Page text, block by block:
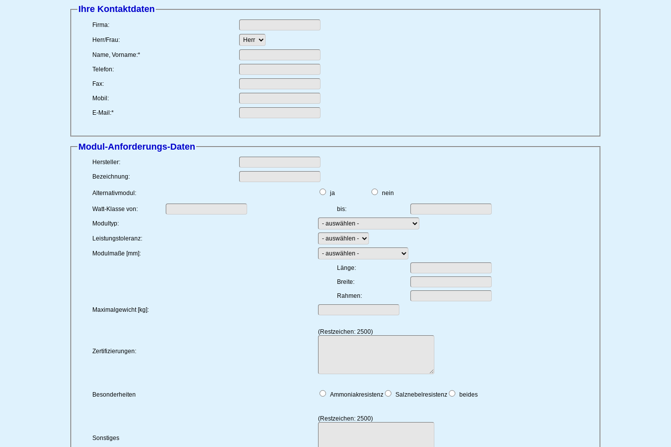
Ihre Kontaktdaten
Firma:
Herr/Frau:
Name, Vorname:*
Telefon:
Fax:
Mobil:
E-Mail:*
Modul-Anforderungs-Daten
Hersteller:
Bezeichnung:
Alternativmodul: ja nein
Watt-Klasse von: bis:
Modultyp:
Leistungstoleranz:
Modulmaße [mm]:
Länge:
Breite:
Rahmen:
Maximalgewicht [kg]:
Zertifizierungen:
(Restzeichen: 2500)
Besonderheiten Ammoniakresistenz Salznebelresistenz beides
Sonstiges
(Restzeichen: 2500)